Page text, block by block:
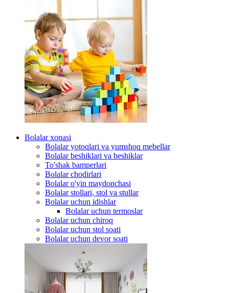
Bolalar xonasi
Bolalar yotoqlari va yumshoq mebellar
Bolalar beshiklari va beshiklar
To'shak bamperlari
Bolalar chodirlari
Bolalar o'yin maydonchasi
Bolalar stollari, stol va stullar
Bolalar uchun idishlar
Bolalar uchun termoslar
Bolalar uchun chiroq
Bolalar uchun stol soati
Bolalar uchun devor soati